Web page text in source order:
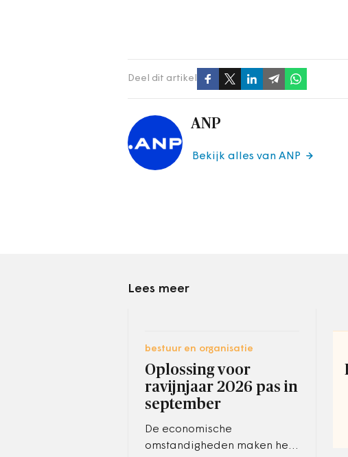
Deel dit artikel
ANP
Bekijk alles van ANP
Lees meer
bestuur en organisatie
Oplossing voor
ravijnjaar 2026 pas in
september
De economische
omstandigheden maken het